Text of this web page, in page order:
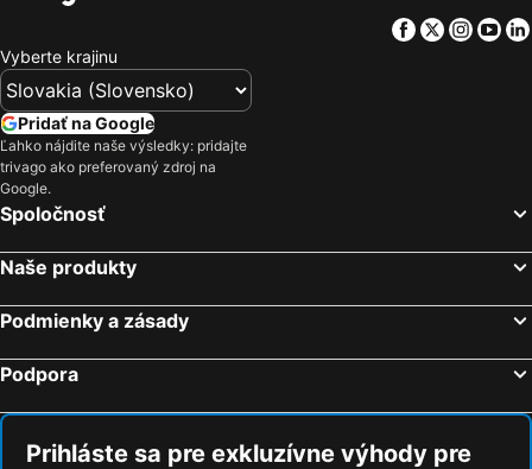
Facebook
Twitter
Vyberte krajinu
Pridať na Google
Ľahko nájdite naše výsledky: pridajte
trivago ako preferovaný zdroj na
Google.
Spoločnosť
Naše produkty
Podmienky a zásady
Podpora
Prihláste sa pre exkluzívne výhody pre